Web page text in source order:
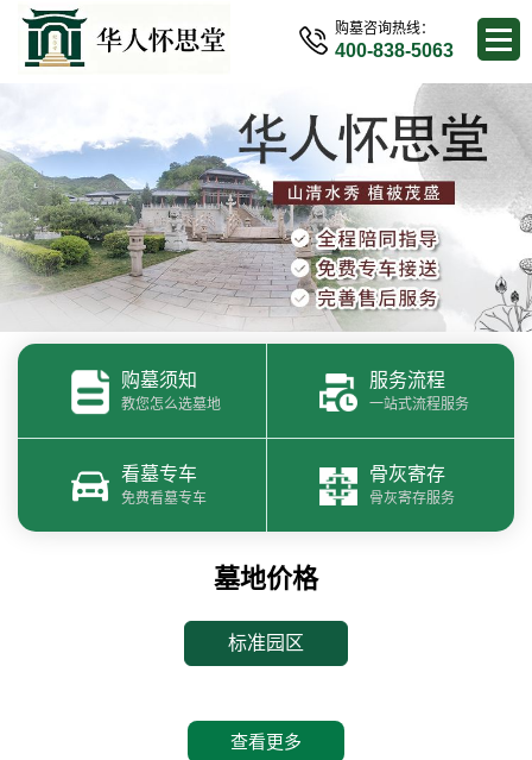
购墓咨询热线：
400-838-5063
购墓须知
教您怎么选墓地
服务流程
一站式流程服务
看墓专车
免费看墓专车
骨灰寄存
骨灰寄存服务
墓地价格
标准园区
查看更多